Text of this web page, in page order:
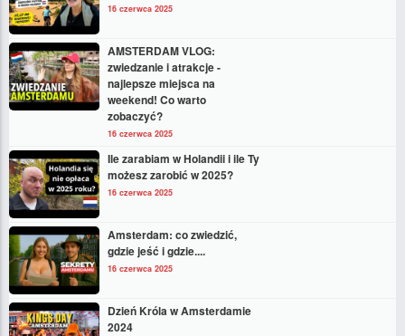
16 czerwca 2025
AMSTERDAM VLOG:
zwiedzanie i atrakcje -
najlepsze miejsca na
weekend! Co warto
zobaczyć?
16 czerwca 2025
Ile zarabiam w Holandii i ile Ty
możesz zarobić w 2025?
16 czerwca 2025
Amsterdam: co zwiedzić,
gdzie jeść i gdzie....
16 czerwca 2025
Dzień Króla w Amsterdamie
2024